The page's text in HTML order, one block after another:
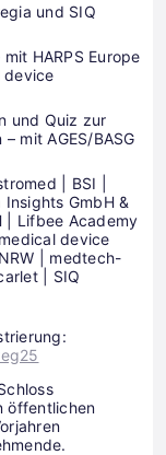
und SIQ
HARPS Europe
device
und Quiz zur
mit AGES/BASG
| BSI |
GmbH &
| Lifbee Academy
device
| medtech-
| SIQ
öffentlichen